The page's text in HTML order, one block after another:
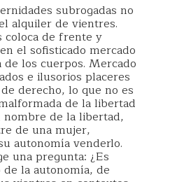
subrogadas no
alquiler de vientres.
coloca de frente y
el sofisticado mercado
los cuerpos. Mercado
e ilusorios placeres
derecho, lo que no es
de la libertad
nombre de la libertad,
de una mujer,
autonomía venderlo.
una pregunta: ¿Es
la autonomía, de